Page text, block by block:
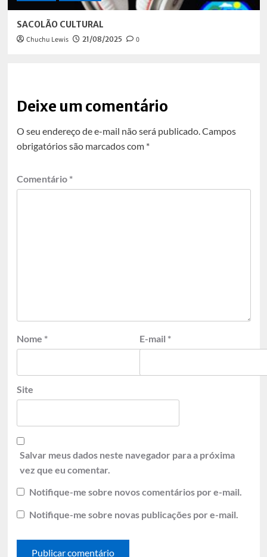
SACOLÃO CULTURAL
Chuchu Lewis 21/08/2025 0
Deixe um comentário
O seu endereço de e-mail não será publicado.Campos
obrigatórios são marcados com *
Comentário *
Nome * E-mail *
Site
Salvar meus dados neste navegador para a próxima
vez que eu comentar.
Notifique-me sobre novos comentários por e-mail.
Notifique-me sobre novas publicações por e-mail.